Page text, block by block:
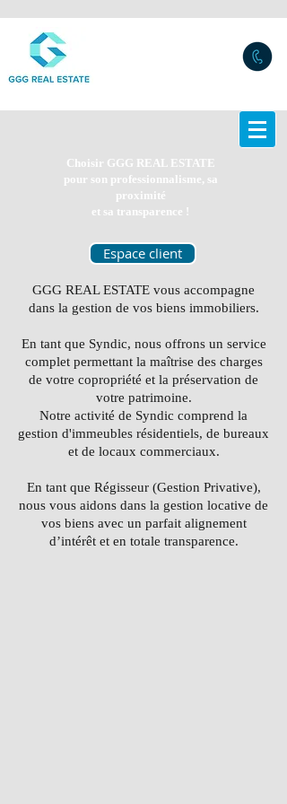
Choisir GGG REAL ESTATE
pour son professionnalisme, sa
proximité
et sa transparence !
Espace client
GGG REAL ESTATE vous accompagne
dans la gestion de vos biens immobiliers.
En tant que Syndic, nous offrons un service
complet permettant la maîtrise des charges
de votre copropriété et la préservation de
votre patrimoine.
Notre activité de Syndic comprend la
gestion d'immeubles résidentiels, de bureaux
et de locaux commerciaux.
En tant que Régisseur (Gestion Privative),
nous vous aidons dans la gestion locative de
vos biens avec un parfait alignement
d’intérêt et en totale transparence.